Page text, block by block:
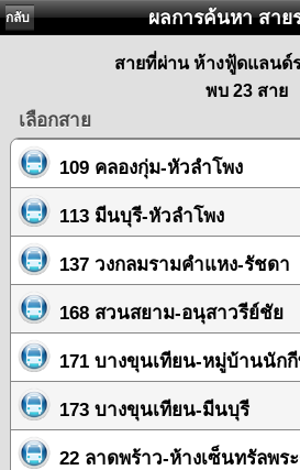
กลับ ผลการค้นหา สาย
สายที่ผ่าน ห้างฟู้ดแลนด์
พบ 23 สาย
เลือกสาย
109 คลองกุ่ม-หัวลำโพง
113 มีนบุรี-หัวลำโพง
137 วงกลมรามคำแหง-รัชดา
168 สวนสยาม-อนุสาวรีย์ชัย
171 บางขุนเทียน-หมู่บ้านนัก
173 บางขุนเทียน-มีนบุรี
22 ลาดพร้าว-ห้างเซ็นทรัลพร